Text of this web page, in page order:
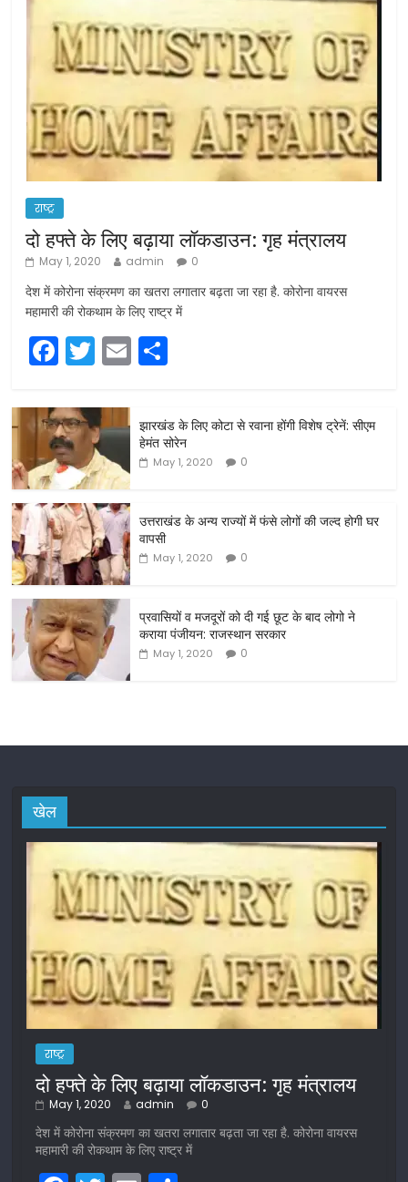
राष्ट्र
दो हफ्ते के लिए बढ़ाया लॉकडाउन: गृह मंत्रालय
May 1, 2020 admin 0
देश में कोरोना संक्रमण का खतरा लगातार बढ़ता जा रहा है. कोरोना वायरस
महामारी की रोकथाम के लिए राष्ट्र में
F
c
e
b
o
o
k
T
itt
er
E
ar
e
झारखंड के लिए कोटा से रवाना होंगी विशेष ट्रेनें: सीएम
हेमंत सोरेन
May 1, 2020 0
उत्तराखंड के अन्य राज्यों में फंसे लोगों की जल्द होगी घर
वापसी
May 1, 2020 0
प्रवासियों व मजदूरों को दी गई छूट के बाद लोगो ने
कराया पंजीयन: राजस्थान सरकार
May 1, 2020 0
खेल
राष्ट्र
दो हफ्ते के लिए बढ़ाया लॉकडाउन: गृह मंत्रालय
May 1, 2020 admin 0
देश में कोरोना संक्रमण का खतरा लगातार बढ़ता जा रहा है. कोरोना वायरस
महामारी की रोकथाम के लिए राष्ट्र में